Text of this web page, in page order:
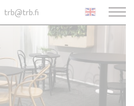
trb@trb.fi